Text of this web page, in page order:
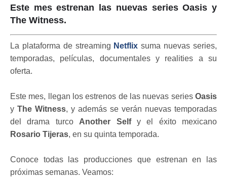
Este mes estrenan las nuevas series Oasis y
The Witness.
La plataforma de streaming Netflix suma nuevas series,
temporadas, películas, documentales y realities a su
oferta.
Este mes, llegan los estrenos de las nuevas series Oasis
y The Witness, y además se verán nuevas temporadas
del drama turco Another Selfy el éxito mexicano
Rosario Tijeras, en su quinta temporada.
Conoce todas las producciones que estrenan en las
próximas semanas. Veamos: